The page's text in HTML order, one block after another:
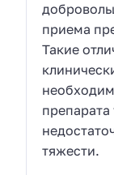
приема
Такие
тяжести.